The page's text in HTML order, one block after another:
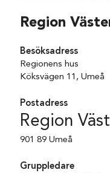
Region
Besöksadress
Regionens hus
Köksvägen 11, Umeå
Postadress
Region
901 89 Umeå
Gruppledare